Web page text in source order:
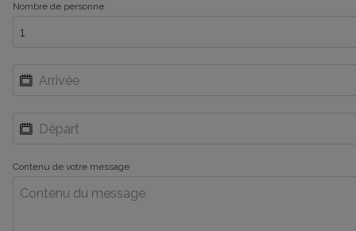
Nombre de personne
Contenu de votre message